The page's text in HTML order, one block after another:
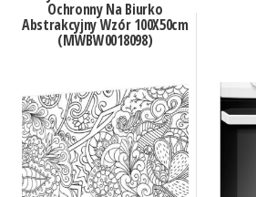
Ochronny Na Biurko
Abstrakcyjny Wzór 100X50cm
(MWBW0018098)